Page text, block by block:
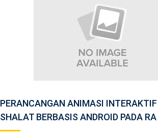
PERANCANGAN ANIMASI
SHALAT BERBASIS ANDROID PADA